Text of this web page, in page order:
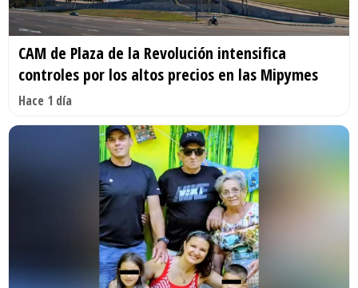
CAM de Plaza de la Revolución intensifica
controles por los altos precios en las Mipymes
Hace 1 día